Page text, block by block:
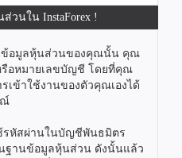
วนใน InstaForex !
ข้อมูลหุ้นส่วนของคุณนั้น คุณ
อหมายเลขบัญชี โดยที่คุณ
เข้าใช้งานของตัวคุณเองได้
ณ์
รหัสผ่านในบัญชีพันธมิตร
นฐานข้อมูลหุ้นส่วน ดังนั้นแล้ว